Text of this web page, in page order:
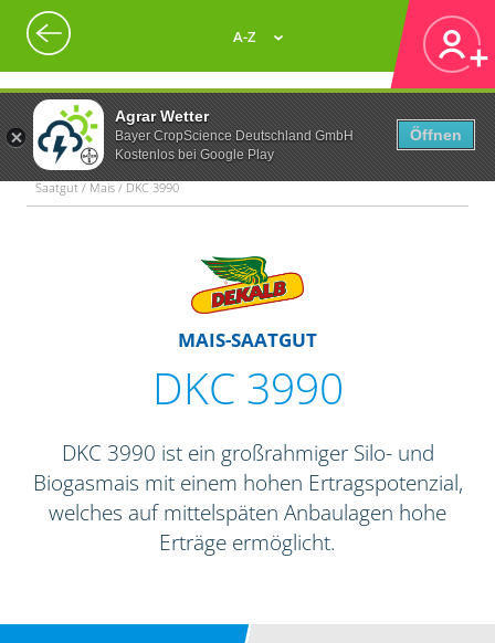
Agrar Wetter
Bayer CropScience Deutschland GmbH
Kostenlos bei Google Play
Öffnen
A-Z
Saatgut / Mais / DKC 3990
MAIS-SAATGUT
DKC 3990
DKC 3990 ist ein großrahmiger Silo- und
Biogasmais mit einem hohen Ertragspotenzial,
welches auf mittelspäten Anbaulagen hohe
Erträge ermöglicht.